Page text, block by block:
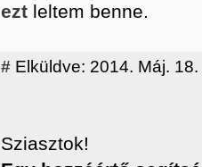
ezt leltem benne.
# Elküldve: 2014. Máj.
Sziasztok!